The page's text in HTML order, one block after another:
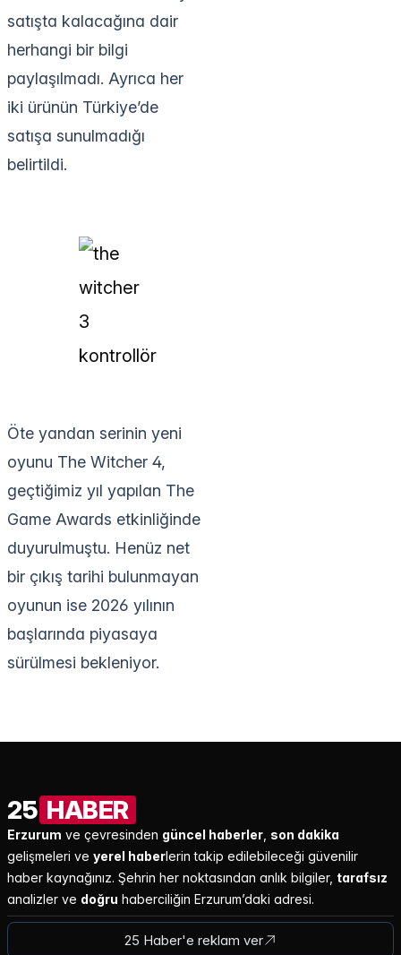
satışta kalacağına dair
herhangi bir bilgi
paylaşılmadı. Ayrıca her
iki ürünün Türkiye’de
satışa sunulmadığı
belirtildi.
Öte yandan serinin yeni
oyunu The Witcher 4,
geçtiğimiz yıl yapılan The
Game Awards etkinliğinde
duyurulmuştu. Henüz net
bir çıkış tarihi bulunmayan
oyunun ise 2026 yılının
başlarında piyasaya
sürülmesi bekleniyor.
25 HABER
Erzurum ve çevresinden güncel haberler son dakika
gelişmeleri ve yerel haberlerin takip edilebileceği güvenilir
haber kaynağınız. Şehrin her noktasından anlık bilgiler, tarafsız
analizler ve doğru haberciliğin Erzurum’daki adresi.
25 Haber'e reklam ver